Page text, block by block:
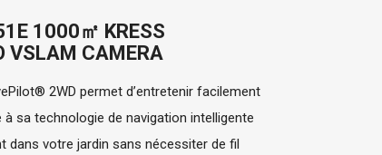
1000㎡ KRESS
VSLAM CAMERA
2WD permet d’entretenir facilement
à sa technologie de navigation intelligente
dans votre jardin sans nécessiter de fil